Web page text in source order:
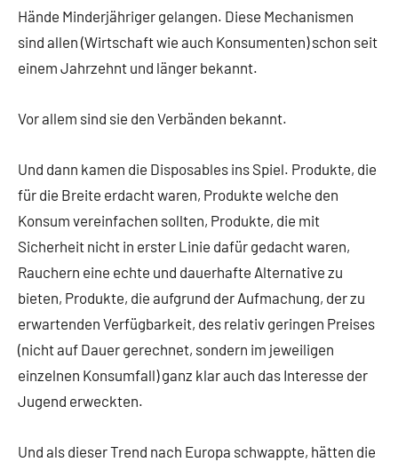
Hände Minderjähriger gelangen. Diese Mechanismen
sind allen (Wirtschaft wie auch Konsumenten) schon seit
einem Jahrzehnt und länger bekannt.
Vor allem sind sie den Verbänden bekannt.
Und dann kamen die Disposables ins Spiel. Produkte, die
für die Breite erdacht waren, Produkte welche den
Konsum vereinfachen sollten, Produkte, die mit
Sicherheit nicht in erster Linie dafür gedacht waren,
Rauchern eine echte und dauerhafte Alternative zu
bieten, Produkte, die aufgrund der Aufmachung, der zu
erwartenden Verfügbarkeit, des relativ geringen Preises
(nicht auf Dauer gerechnet, sondern im jeweiligen
einzelnen Konsumfall) ganz klar auch das Interesse der
Jugend erweckten.
Und als dieser Trend nach Europa schwappte, hätten die